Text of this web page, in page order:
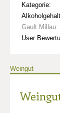
Kategorie:
Gault Millau:
User
Weingut